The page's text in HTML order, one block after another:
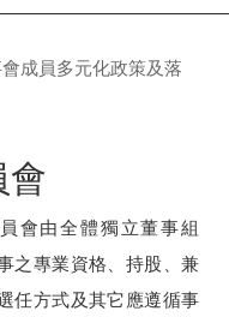
成員多元化政策及落
會
會由全體獨立董事組
之專業資格、持股、兼
任方式及其它應遵循事